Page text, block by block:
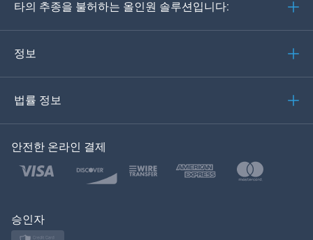
Türkçe
Polski
타의 추종을 불허하는 올인원 솔루션입니다:
정보
법률 정보
안전한 온라인 결제
승인자